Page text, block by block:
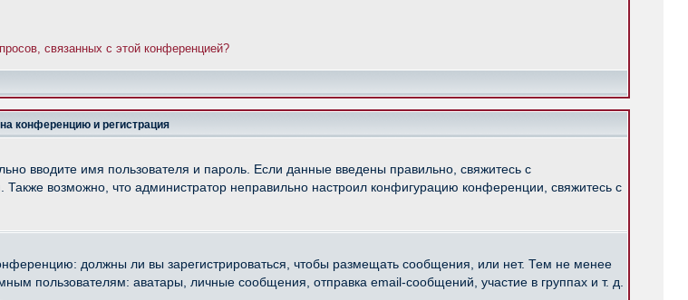
связанных с этой конференцией?
конференцию и регистрация
вводите имя пользователя и пароль. Если данные введены правильно, свяжитесь с
возможно, что администратор неправильно настроил конфигурацию конференции, свяжитесь с
должны ли вы зарегистрироваться, чтобы размещать сообщения, или нет. Тем не менее
пользователям: аватары, личные сообщения, отправка email-сообщений, участие в группах и т. д.